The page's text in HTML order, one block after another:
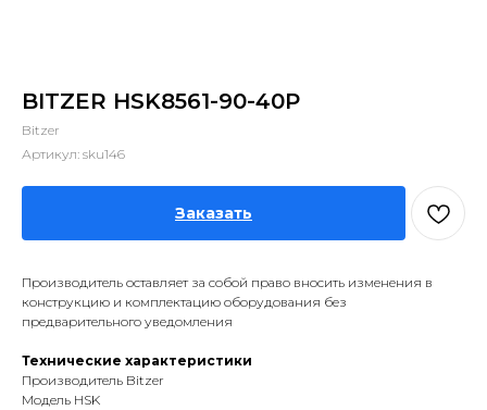
BITZER HSK8561-90-40P
Bitzer
Артикул: sku146
Заказать
Производитель оставляет за собой право вносить изменения в
конструкцию и комплектацию оборудования без
предварительного уведомления
Технические характеристики
Производитель Bitzer
Модель HSK